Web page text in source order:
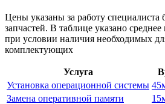
Цены указаны за работу специалиста
запчастей. В таблице указано
при условии наличия необходимых
комплектующих
Услуга
Установка операционной системы 45
Замена оперативной памяти
15